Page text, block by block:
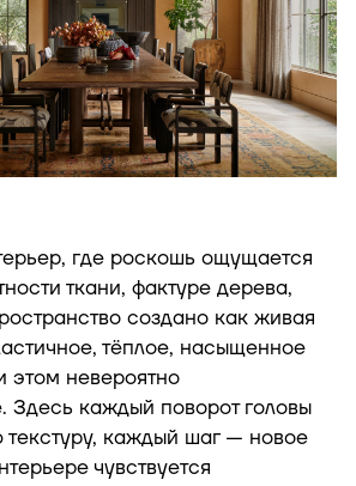
где роскошь ощущается
ткани, фактуре дерева,
создано как живая
тёплое, насыщенное
этом невероятно
Здесь каждый поворот головы
текстуру, каждый шаг — новое
чувствуется